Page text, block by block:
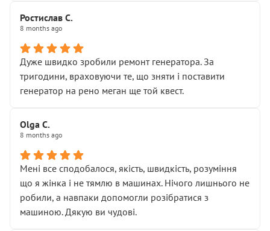
Хотілося б більше:
• належної уваги до авто
• прозорості в роботах і рахунках
• реальної діагностики, а не формального
“подивились і поїхав”
На жаль, складається враження, що сервіс працює не
Стосовно комунікації - все добре
звертатися до цього автосервісу.
Ростислав С.
8 months ago
Дуже швидко зробили ремонт генератора. За
тригодини, враховуючи те, що зняти і поставити
генератор на рено меган ще той квест.
Olga С.
8 months ago
Мені все сподобалося, якість, швидкість, розуміння
що я жінка і не тямлю в машинах. Нічого лишнього не
робили, а навпаки допомогли розібратися з
машиною. Дякую ви чудові.